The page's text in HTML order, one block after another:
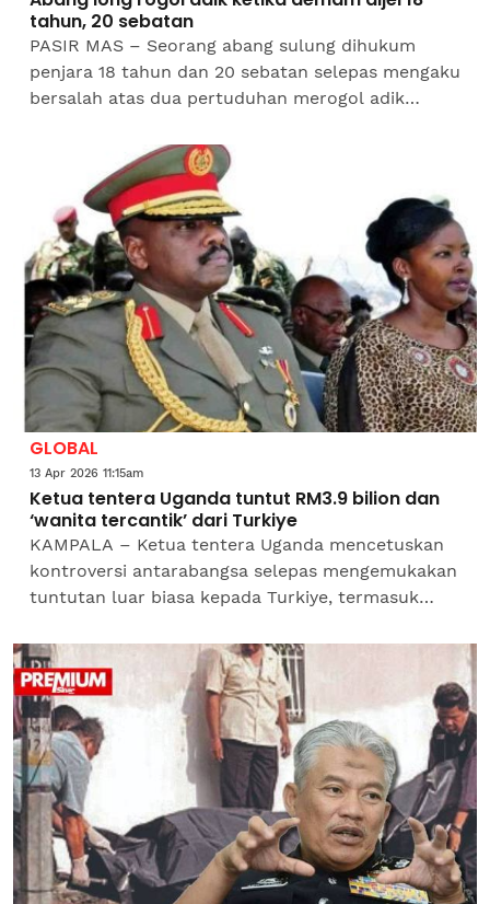
tahun, 20 sebatan
PASIR MAS – Seorang abang sulung dihukum
penjara 18 tahun dan 20 sebatan selepas mengaku
bersalah atas dua pertuduhan merogol adik
Mahkamah Sesyen di...
GLOBAL
13 Apr 2026 11:15am
Ketua tentera Uganda tuntut RM3.9 bilion dan
‘wanita tercantik’ dari Turkiye
KAMPALA – Ketua tentera Uganda mencetuskan
kontroversi antarabangsa selepas mengemukakan
tuntutan luar biasa kepada Turkiye, termasuk
permintaan untuk...